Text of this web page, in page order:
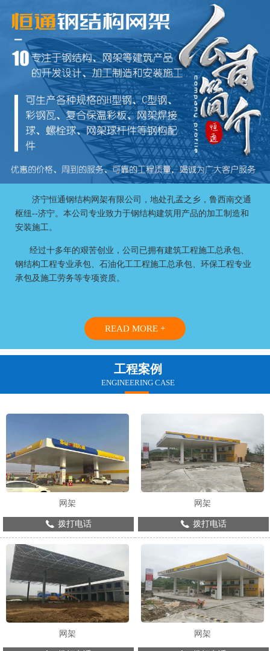
济宁恒通钢结构网架有限公司 ，地处孔孟之乡，鲁西南交通
枢纽--济宁。本公司专业致力于钢结构建筑用产品的加工制造和
安装施工。
经过十多年的艰苦创业，公司已拥有建筑工程施工总承包、
钢结构工程专业承包、石油化工工程施工总承包、环保工程专业
承包及施工劳务等专项资质。
READ MORE +
工程案例
ENGINEERING CASE
网架
拨打电话
网架
拨打电话
网架 网架